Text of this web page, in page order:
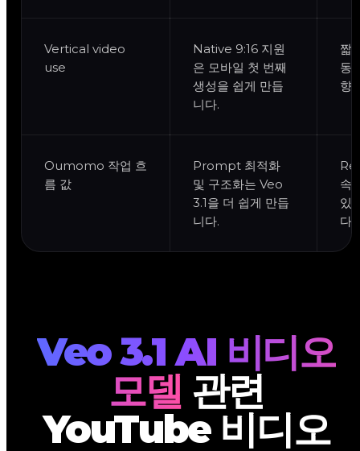
Vertical video
use
Native 9:16 지원
은 모바일 첫 번째
생성을 쉽게 만듭
니다.
짧
동
향.
Oumomo 작업 흐
름 값
Prompt 최적화
및 구조화는 Veo
3.1을 더 쉽게 만듭
니다.
속
있
다.
Veo 3.1 AI 비디오
모델 관련
YouTube 비디오